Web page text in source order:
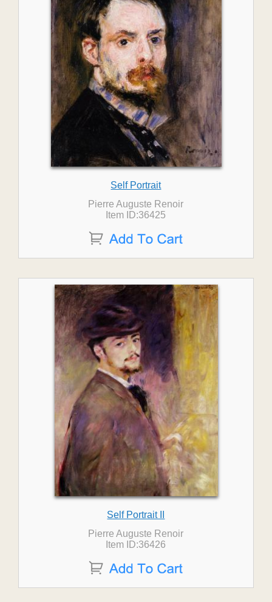
Self Portrait
Pierre Auguste Renoir
Item ID:36425
Self Portrait II
Pierre Auguste Renoir
Item ID:36426